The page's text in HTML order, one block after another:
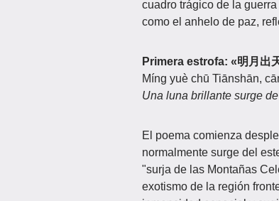
cuadro trágico de la
como el anhelo de paz,
Primera estrofa: «明月出
Míng yuè chū Tiānshān,
Una luna brillante surge
El poema comienza
normalmente surge del
"surja de las Montañas
exotismo de la región